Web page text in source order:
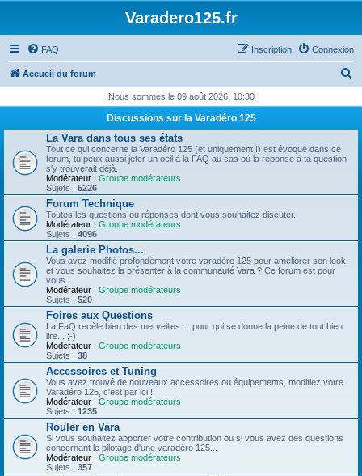
Varadero125.fr
FAQ Connexion
Inscription
Accueil du forum
h
Nous sommes le 09 août 2026, 10:30
Discussions sur la Varadéro 125
La Vara dans tous ses états
Tout ce qui concerne la Varadéro 125 (et uniquement !) est évoqué dans ce
forum, tu peux aussi jeter un oeil à la FAQ au cas où la réponse à ta question
s'y trouverait déjà.
Modérateur : Groupe modérateurs
Sujets : 5226
Forum Technique
Toutes les questions ou réponses dont vous souhaitez discuter.
Modérateur : Groupe modérateurs
Sujets : 4096
La galerie Photos...
Vous avez modifié profondément votre varadéro 125 pour améliorer son look
et vous souhaitez la présenter à la communauté Vara ? Ce forum est pour
vous !
Modérateur : Groupe modérateurs
Sujets : 520
Foires aux Questions
La FaQ recèle bien des merveilles ... pour qui se donne la peine de tout bien
lire... ;-)
Modérateur : Groupe modérateurs
Sujets : 38
Accessoires et Tuning
Vous avez trouvé de nouveaux accessoires ou équipements, modifiez votre
Varadéro 125, c'est par ici !
Modérateur : Groupe modérateurs
Sujets : 1235
Rouler en Vara
Si vous souhaitez apporter votre contribution ou si vous avez des questions
concernant le pilotage d'une varadéro 125...
Modérateur : Groupe modérateurs
Sujets : 357